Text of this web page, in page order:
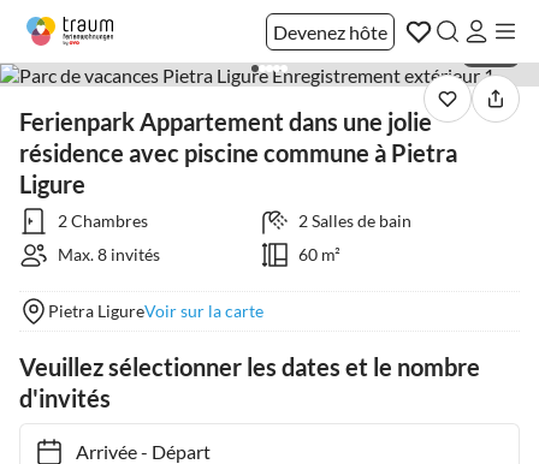
Devenez hôte
Ferienpark Appartement dans une jolie
résidence avec piscine commune à Pietra
Ligure
2 Chambres
2 Salles de bain
Max. 8 invités
60 m²
Pietra LigureVoir sur la carte
Veuillez sélectionner les dates et le nombre
d'invités
Arrivée- Départ